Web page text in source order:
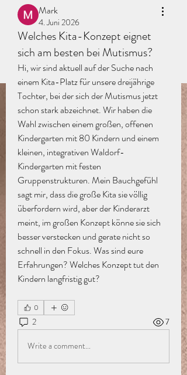
Mark
4. Juni 2026
Welches Kita-Konzept eignet
sich am besten bei Mutismus?
Hi, wir sind aktuell auf der Suche nach
einem Kita-Platz für unsere dreijährige
Tochter, bei der sich der Mutismus jetzt
schon stark abzeichnet. Wir haben die
Wahl zwischen einem großen, offenen
Kindergarten mit 80 Kindern und einem
kleinen, integrativen Waldorf-
Kindergarten mit festen
Gruppenstrukturen. Mein Bauchgefühl
sagt mir, dass die große Kita sie völlig
überfordern wird, aber der Kinderarzt
meint, im großen Konzept könne sie sich
besser verstecken und gerate nicht so
schnell in den Fokus. Was sind eure
Erfahrungen? Welches Konzept tut den
Kindern langfristig gut?
0
2 7
Write a comment...